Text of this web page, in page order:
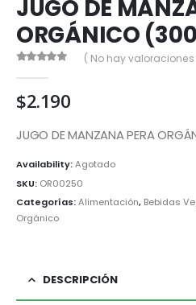
JUGO DE
ORGÁNICO
( No hay valoraciones
$2.190
JUGO DE MANZANA PERA
Availability:Agotado
SKU: OR00250
Categorías:Alimentación, Bebidas
Orgánico
DESCRIPCIÓN